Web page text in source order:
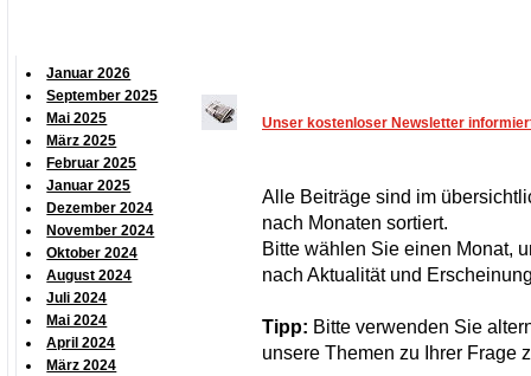
Januar 2026
September 2025
Mai 2025
März 2025
Februar 2025
Januar 2025
Dezember 2024
November 2024
Oktober 2024
August 2024
Juli 2024
Mai 2024
April 2024
März 2024
Unser kostenloser Newsletter
Alle Beiträge sind im
nach Monaten sortiert.
Bitte wählen Sie einen Monat,
nach Aktualität und
Tipp: Bitte verwenden Sie
unsere Themen zu Ihrer Frage